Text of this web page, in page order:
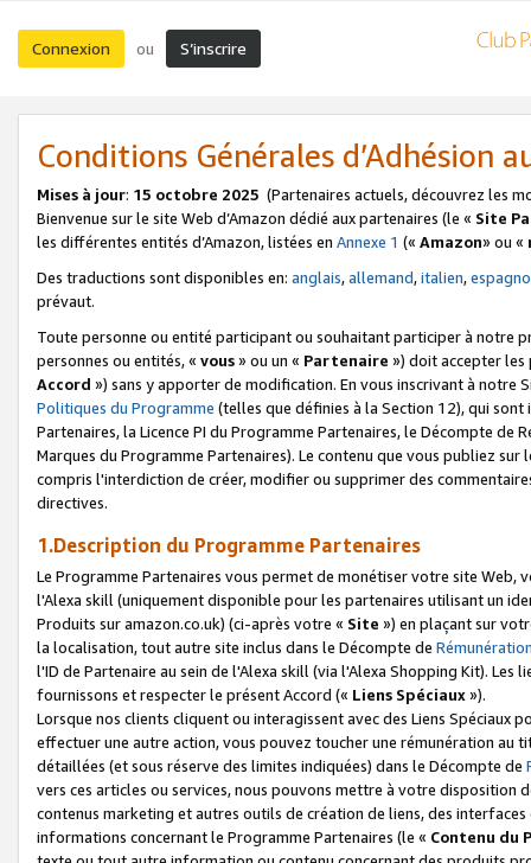
Connexion ou S’inscrire
Conditions Générales d’Adhésion
Mises à jour: 15 octobre 2025 (Partenaires actuels, découvrez les
Bienvenue sur le site Web d’Amazon dédié aux partenaires (le « Site
les différentes entités d’Amazon, listées en Annexe 1 (« Amazon» ou «
Des traductions sont disponibles en: anglais,allemand,italien,
prévaut.
Toute personne ou entité participant ou souhaitant participer à notre
personnes ou entités, « vous» ou un « Partenaire ») doit accepter les
Accord ») sans y apporter de modification. En vous inscrivant à notre
Politiques du Programme (telles que définies à la Section 12), qui
Partenaires, la Licence PI du Programme Partenaires, le Décompte de
Marques du Programme Partenaires). Le contenu que vous publiez
compris l'interdiction de créer, modifier ou supprimer des
directives.
1.Description du Programme Partenaires
Le Programme Partenaires vous permet de monétiser votre site Web,
l'Alexa skill (uniquement disponible pour les partenaires utilisant un
Produits sur amazon.co.uk) (ci-après votre « Site ») en plaçant sur
la localisation, tout autre site inclus dans le Décompte de
l'ID de Partenaire au sein de l'Alexa skill (via l'Alexa Shopping Kit).
fournissons et respecter le présent Accord (« Liens Spéciaux»).
Lorsque nos clients cliquent ou interagissent avec des Liens Spéciaux
effectuer une autre action, vous pouvez toucher une rémunération
détaillées (et sous réserve des limites indiquées) dans le Décompte de
vers ces articles ou services, nous pouvons mettre à votre disposition
contenus marketing et autres outils de création de liens, des
informations concernant le Programme Partenaires (le « Contenu du